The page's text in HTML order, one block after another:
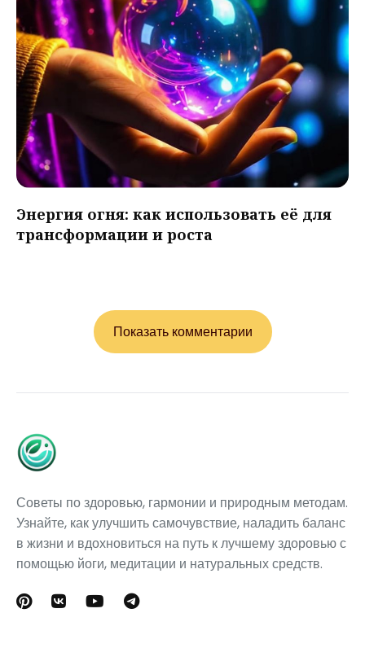
Энергия огня: как использовать её для
трансформации и роста
Показать комментарии
Советы по здоровью, гармонии и природным методам.
Узнайте, как улучшить самочувствие, наладить баланс
в жизни и вдохновиться на путь к лучшему здоровью с
помощью йоги, медитации и натуральных средств.